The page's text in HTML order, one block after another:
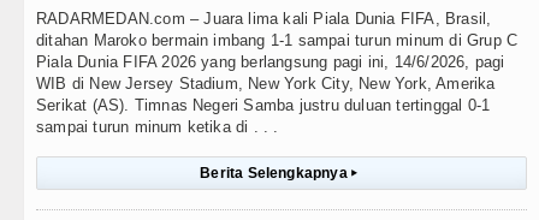
RADARMEDAN.com – Juara lima kali Piala Dunia FIFA, Brasil,
ditahan Maroko bermain imbang 1-1 sampai turun minum di Grup C
Piala Dunia FIFA 2026 yang berlangsung pagi ini, 14/6/2026, pagi
WIB di New Jersey Stadium, New York City, New York, Amerika
Serikat (AS). Timnas Negeri Samba justru duluan tertinggal 0-1
sampai turun minum ketika di . . .
Berita Selengkapnya ▸